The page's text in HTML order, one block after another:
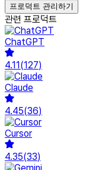
프로덕트 관리하기
관련 프로덕트
ChatGPT
4.11(127)
Claude
4.45(36)
Cursor
4.35(33)